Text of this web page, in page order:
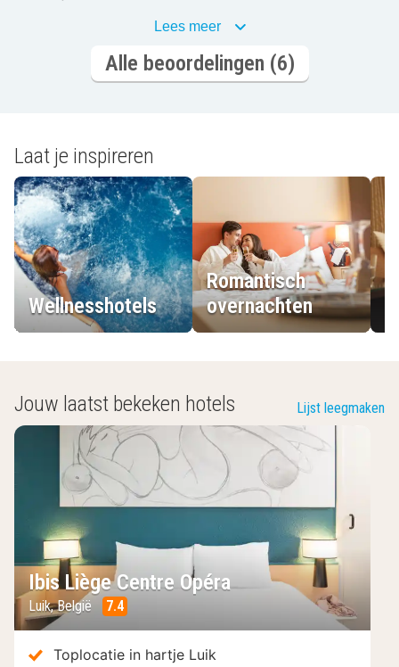
Lees meer
Alle beoordelingen (6)
Laat je inspireren
Wellnesshotels
Romantisch
overnachten
Jouw laatst bekeken hotels Lijst leegmaken
Ibis Liège Centre Opéra
Luik,België 7.4
/10
Toplocatie in hartje Luik